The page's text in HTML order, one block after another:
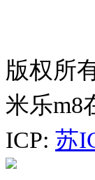
版权所
米乐m8
ICP: 苏